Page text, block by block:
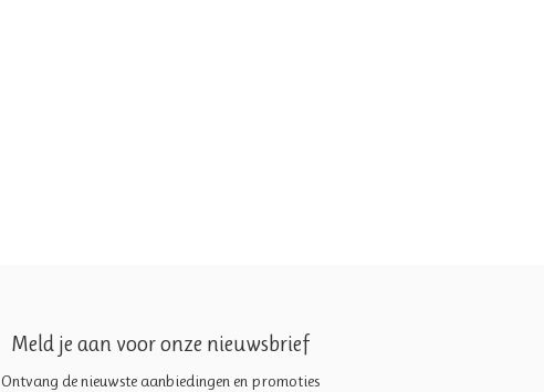
Meld je aan voor onze nieuwsbrief
Ontvang de nieuwste aanbiedingen en promoties